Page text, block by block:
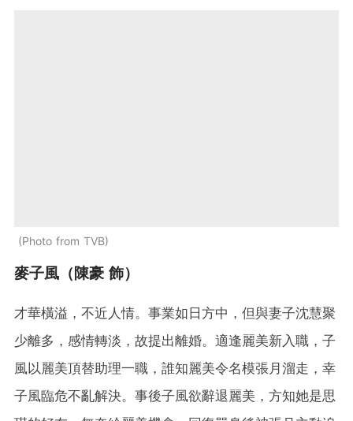
Photo from TVB
麥子風（陳豪 飾）
才華橫溢，不近人情。事業如日方中，但與妻子沈慧聚
少離多，感情轉淡，故提出離婚。適逢麗美新入職，子
風以麗美頂替助理一職，誰知麗美令名模張月溜走，幸
子風臨危不亂解決。事後子風欲辭退麗美，方知她是思